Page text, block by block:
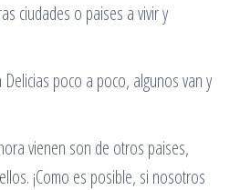
ciudades o paises a vivir y
poco a poco, algunos van y
vienen son de otros paises,
¡Como es posible, si nosotros